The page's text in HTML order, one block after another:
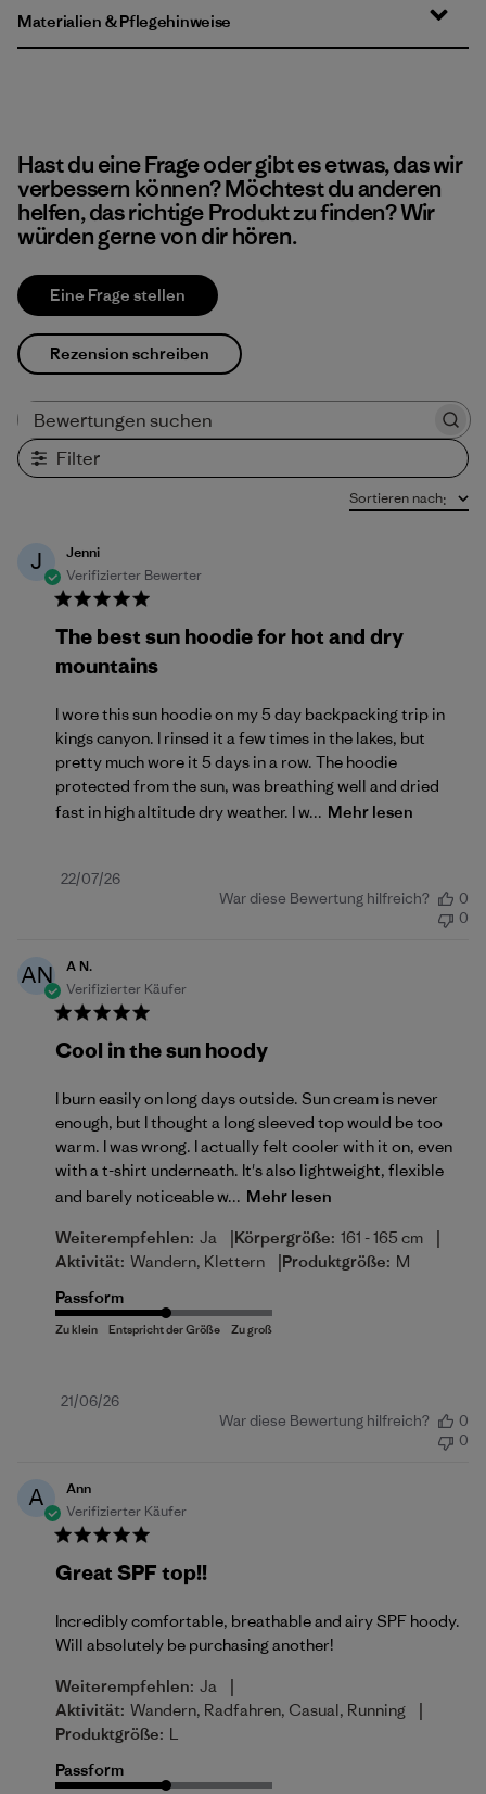
Materialien & Pflegehinweise
Hast du eine Frage oder gibt es etwas, das wir
verbessern können? Möchtest du anderen
helfen, das richtige Produkt zu finden? Wir
würden gerne von dir hören.
Eine Frage stellen
Rezension schreiben
Filter
Sortieren nach:
J
Jenni
Verifizierter Bewerter
The best sun hoodie for hot and dry
mountains
I wore this sun hoodie on my 5 day backpacking trip in
kings canyon. I rinsed it a few times in the lakes, but
pretty much wore it 5 days in a row. The hoodie
protected from the sun, was breathing well and dried
fast in high altitude dry weather. I w... Mehr lesen
Veröffentlichungsdatum
22/07/26
War diese Bewertung hilfreich?
0
0
AN
A N.
Verifizierter Käufer
Cool in the sun hoody
I burn easily on long days outside. Sun cream is never
enough, but I thought a long sleeved top would be too
warm. I was wrong. I actually felt cooler with it on, even
with a t-shirt underneath. It's also lightweight, flexible
and barely noticeable w... Mehr lesen
Weiterempfehlen: Ja |Körpergröße: 161 - 165 cm |
Aktivität: Wandern, Klettern |Produktgröße: M
Passform
Veröffentlichungsdatum
21/06/26
War diese Bewertung hilfreich?
0
0
A
Ann
Verifizierter Käufer
Great SPF top!!
Incredibly comfortable, breathable and airy SPF hoody.
Will absolutely be purchasing another!
Weiterempfehlen: Ja |
Aktivität: Wandern, Radfahren, Casual, Running |
Produktgröße: L
Passform